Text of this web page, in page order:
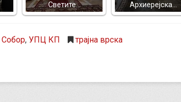
Светите…
Архиерејска…
Собор, УПЦ КП трајна врска